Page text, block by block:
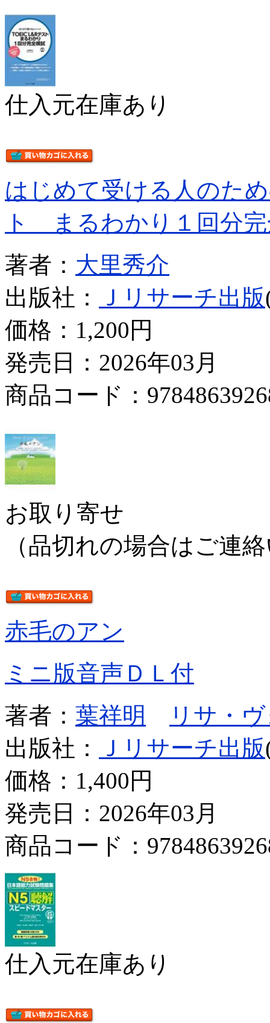
仕入元在庫あり
はじめて受ける人のた
ト まるわかり１回分
著者： 大里秀介
出版社：
Ｊリサーチ出版
価格： 1,200円
発売日：2026年03月
商品コード：
お取り寄せ
（品切れの場合はご連
赤毛のアン
ミニ版音声ＤＬ付
著者： 葉祥明
リサ・
出版社：
Ｊリサーチ出版
価格： 1,400円
発売日：2026年03月
商品コード：
仕入元在庫あり